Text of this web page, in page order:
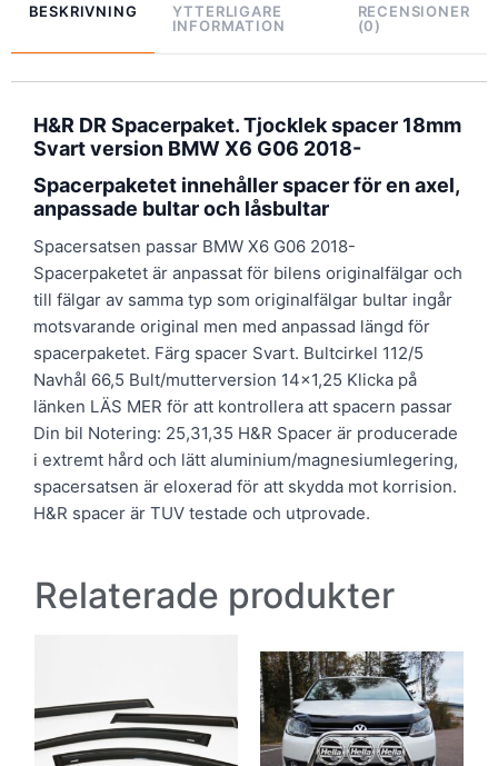
BESKRIVNING
YTTERLIGARE
INFORMATION
RECENSIONER
(0)
H&R DR Spacerpaket. Tjocklek spacer 18mm
Svart version BMW X6 G06 2018-
Spacerpaketet innehåller spacer för en axel,
anpassade bultar och låsbultar
Spacersatsen passar BMW X6 G06 2018-
Spacerpaketet är anpassat för bilens originalfälgar och
till fälgar av samma typ som originalfälgar bultar ingår
motsvarande original men med anpassad längd för
spacerpaketet. Färg spacer Svart. Bultcirkel 112/5
Navhål 66,5 Bult/mutterversion 14×1,25 Klicka på
länken LÄS MER för att kontrollera att spacern passar
Din bil Notering: 25,31,35 H&R Spacer är producerade
i extremt hård och lätt aluminium/magnesiumlegering,
spacersatsen är eloxerad för att skydda mot korrision.
H&R spacer är TUV testade och utprovade.
Relaterade produkter